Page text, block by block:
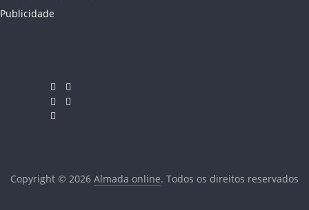
Publicidade
Copyright © 2026 Almada online. Todos os direitos reservados